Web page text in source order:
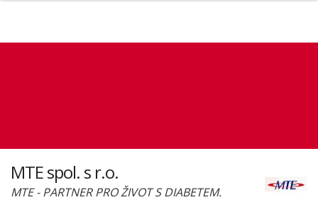
MTE spol. s r.o.
MTE - PARTNER PRO ŽIVOT S DIABETEM.